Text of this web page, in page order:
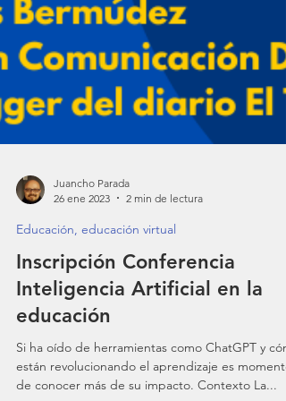
26 ene 2023
2 min de lectura
Educación, educación virtual
Inscripción Conferencia
Inteligencia Artificial en la
educación
Si ha oído de herramientas como ChatGPT y